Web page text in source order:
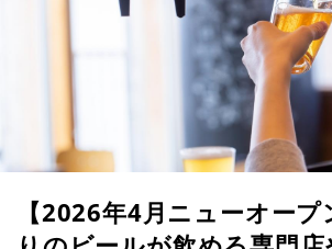
【2026年4月ニューオー